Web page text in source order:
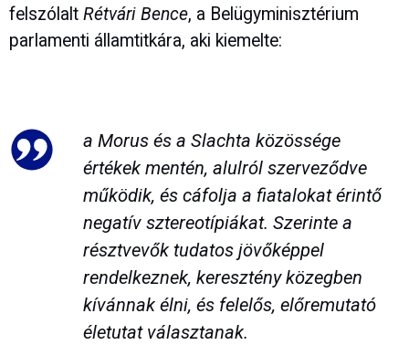
felszólalt Rétvári Bence, a Belügyminisztérium
parlamenti államtitkára, aki kiemelte:
a Morus és a Slachta közössége
értékek mentén, alulról szerveződve
működik, és cáfolja a fiatalokat érintő
negatív sztereotípiákat. Szerinte a
résztvevők tudatos jövőképpel
rendelkeznek, keresztény közegben
kívánnak élni, és felelős, előremutató
életutat választanak.